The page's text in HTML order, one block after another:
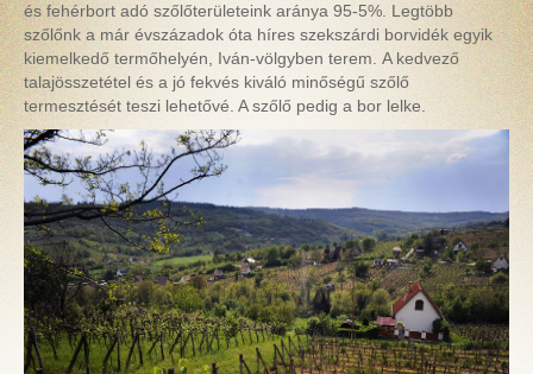
és fehérbort adó szőlőterületeink aránya 95-5%. Legtöbb
szőlőnk a már évszázadok óta híres szekszárdi borvidék egyik
kiemelkedő termőhelyén, Iván-völgyben terem. A kedvező
talajösszetétel és a jó fekvés kiváló minőségű szőlő
termesztését teszi lehetővé. A szőlő pedig a bor lelke.